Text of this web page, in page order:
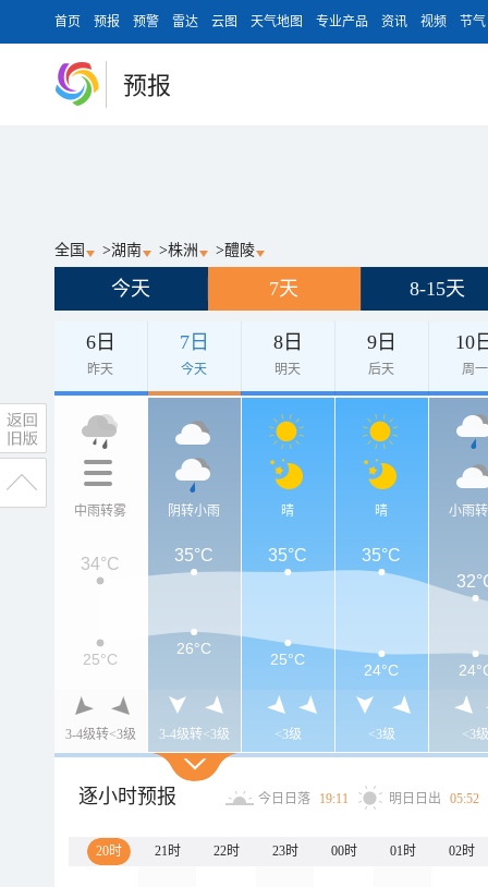
首页 预报 预警 雷达 云图 天气地图 专业产品 资讯 视频 节气
预报
全国 >湖南 >株洲 >醴陵
今天 7天 8-15天
6日
昨天
7日
今天
8日
明天
9日
后天
10
周一
中雨转雾
3-4级转<3级
阴转小雨
3-4级转<3级
晴
<3级
晴
<3级
小雨
<3级
34°C 35°C 35°C
35°C
25°C
26°C
25°C
24°C
逐小时预报 今日日落 19:11 明日日出 05:52
20时 21时 22时 23时 00时 01时 02时